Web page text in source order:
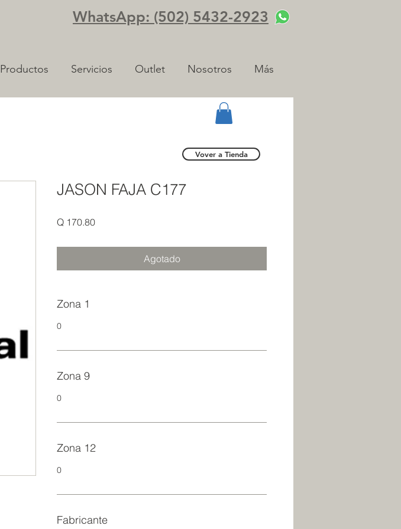
WhatsApp: (502) 5432-2923
Productos Servicios Outlet Nosotros Más
JASON FAJA C177
Q 170.80Precio
Agotado
Zona 1
0
Zona 9
0
Zona 12
0
Fabricante
Vover a Tienda